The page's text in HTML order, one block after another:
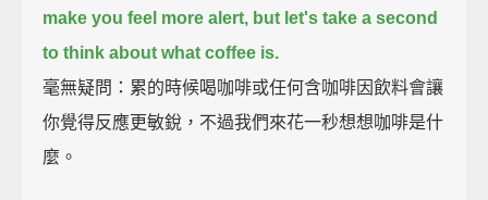
make you feel more alert, but let's take a second
to think about what coffee is.
毫無疑問：累的時候喝咖啡或任何含咖啡因飲料會讓
你覺得反應更敏銳，不過我們來花一秒想想咖啡是什
麼。